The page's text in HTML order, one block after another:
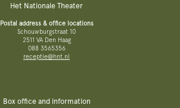
Het Nationale Theater
Postal address & office locations
Schouwburgstraat 10
2511 VA Den Haag
088 3565356
receptie@hnt.nl
Box office and information